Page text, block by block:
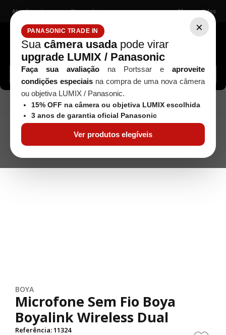
×
PANASONIC TRADE IN
Sua câmera usadapode virar
upgrade LUMIX / Panasonic
Faça sua avaliação na Portssar e aproveite
condições especiaisna compra de uma nova câmera
ou objetiva LUMIX / Panasonic.
15% OFF na câmera ou objetiva LUMIX escolhida
3 anos de garantia oficial Panasonic
Ver produtos elegíveis
Atendimento Nossas lojas Meus pedidos
Buscar câmeras, lentes, acessórios...
Áudio / Vídeo Microfones
Boyalink Wireless Dual
BOYA
Microfone Sem Fio Boya
Boyalink Wireless Dual
Referência:11324